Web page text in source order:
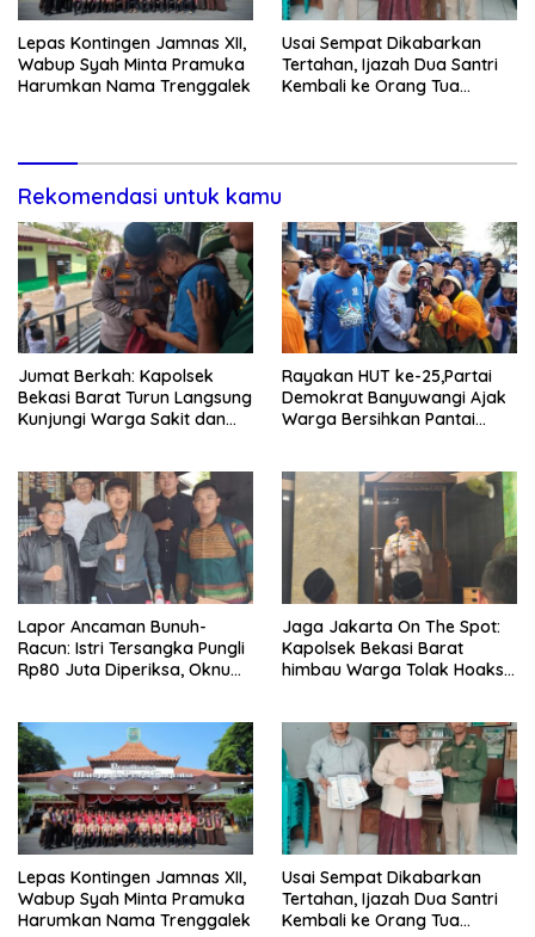
Lepas Kontingen Jamnas XII,
Wabup Syah Minta Pramuka
Harumkan Nama Trenggalek
Usai Sempat Dikabarkan
Tertahan, Ijazah Dua Santri
Kembali ke Orang Tua
Rekomendasi untuk kamu
Jumat Berkah: Kapolsek
Bekasi Barat Turun Langsung
Kunjungi Warga Sakit dan
Rayakan HUT ke-25,Partai
Demokrat Banyuwangi Ajak
Warga Bersihkan Pantai
Lapor Ancaman Bunuh-
Racun: Istri Tersangka Pungli
Rp80 Juta Diperiksa, Oknum
Jaga Jakarta On The Spot:
Kapolsek Bekasi Barat
himbau Warga Tolak Hoaks
Lepas Kontingen Jamnas XII,
Wabup Syah Minta Pramuka
Harumkan Nama Trenggalek
Usai Sempat Dikabarkan
Tertahan, Ijazah Dua Santri
Kembali ke Orang Tua